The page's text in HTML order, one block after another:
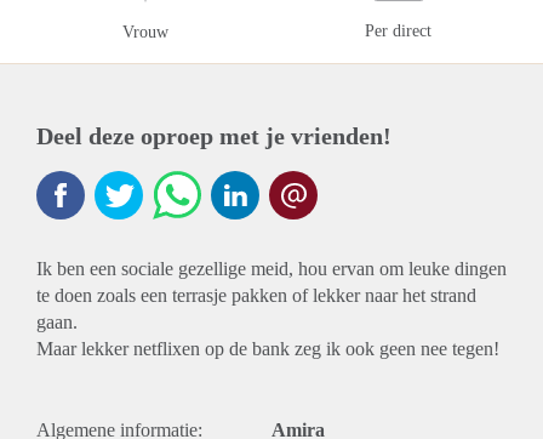
Vrouw Per direct
Deel deze oproep met je vrienden!
Ik ben een sociale gezellige meid, hou ervan om leuke dingen
te doen zoals een terrasje pakken of lekker naar het strand
gaan.
Maar lekker netflixen op de bank zeg ik ook geen nee tegen!
Algemene informatie: Amira